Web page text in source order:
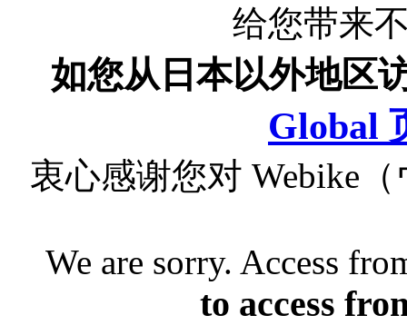
给您带来
如您从日本以外地区
Global
衷心感谢您对 Webike
We are sorry. Access
to access